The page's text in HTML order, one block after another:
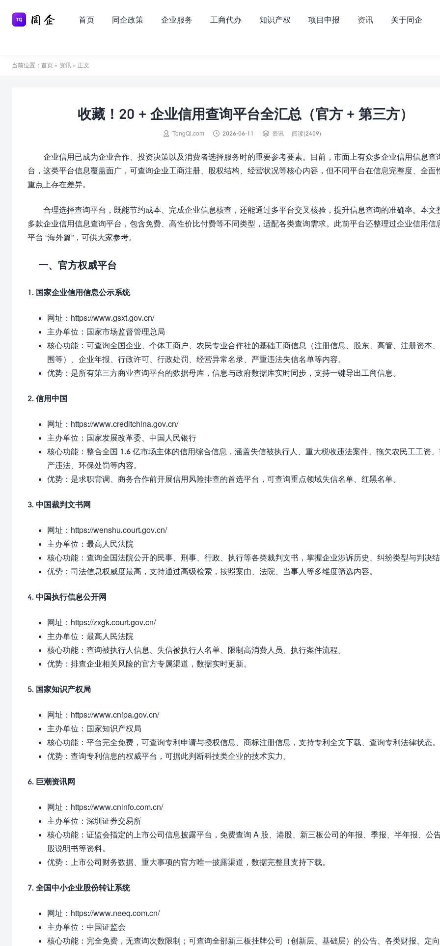
首页 同企政策 企业服务 工商代办 知识产权 项目申报 资讯 关于同企
当前位置： 首页 » 资讯 » 正文
收藏！20 + 企业信用查询平台全汇总（官方 + 第三方）
 TongQi.com  2026-06-11  资讯 阅读(2409)
企业信用已成为企业合作、投资决策以及消费者选择服务时的重要参考要素。目前，市面上有众多企业信用信息查
台，这类平台信息覆盖面广，可查询企业工商注册、股权结构、经营状况等核心内容，但不同平台在信息完整度、全面
重点上存在差异。
合理选择查询平台，既能节约成本、完成企业信息核查，还能通过多平台交叉核验，提升信息查询的准确率。本文
多款企业信用信息查询平台，包含免费、高性价比付费等不同类型，适配各类查询需求。此前平台还整理过企业信用信
平台 “海外篇”，可供大家参考。
一、官方权威平台
1. 国家企业信用信息公示系统
网址： https://www.gsxt.gov.cn/
主办单位：国家市场监督管理总局
核心功能：可查询全国企业、个体工商户、农民专业合作社的基础工商信息（注册信息、股东、高管、注册资本
围等）、企业年报、行政许可、行政处罚、经营异常名录、严重违法失信名单等内容。
优势：是所有第三方商业查询平台的数据母库，信息与政府数据库实时同步，支持一键导出工商信息。
2. 信用中国
网址： https://www.creditchina.gov.cn/
主办单位：国家发展改革委、中国人民银行
核心功能：整合全国 1.6 亿市场主体的信用综合信息，涵盖失信被执行人、重大税收违法案件、拖欠农民工工资
产违法、环保处罚等内容。
优势：是求职背调、商务合作前开展信用风险排查的首选平台，可查询重点领域失信名单、红黑名单。
3. 中国裁判文书网
网址： https://wenshu.court.gov.cn/
主办单位：最高人民法院
核心功能：查询全国法院公开的民事、刑事、行政、执行等各类裁判文书，掌握企业涉诉历史、纠纷类型与判决
优势：司法信息权威度最高，支持通过高级检索，按照案由、法院、当事人等多维度筛选内容。
4. 中国执行信息公开网
网址： https://zxgk.court.gov.cn/
主办单位：最高人民法院
核心功能：查询被执行人信息、失信被执行人名单、限制高消费人员、执行案件流程。
优势：排查企业相关风险的官方专属渠道，数据实时更新。
5. 国家知识产权局
网址： https://www.cnipa.gov.cn/
主办单位：国家知识产权局
核心功能：平台完全免费，可查询专利申请与授权信息、商标注册信息，支持专利全文下载、查询专利法律状态。
优势：查询专利信息的权威平台，可据此判断科技类企业的技术实力。
6. 巨潮资讯网
网址： https://www.cninfo.com.cn/
主办单位：深圳证券交易所
核心功能：证监会指定的上市公司信息披露平台，免费查询 A 股、港股、新三板公司的年报、季报、半年报、公
股说明书等资料。
优势：上市公司财务数据、重大事项的官方唯一披露渠道，数据完整且支持下载。
7. 全国中小企业股份转让系统
网址： https://www.neeq.com.cn/
主办单位：中国证监会
核心功能：完全免费，无查询次数限制；可查询全部新三板挂牌公司（创新层、基础层）的公告、各类财报、定